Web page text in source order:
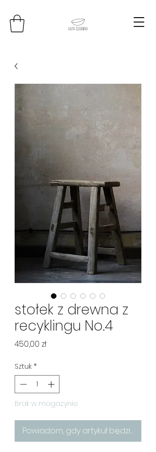
stołek z drewna z
recyklingu No.4
450,00 złCena
Sztuk *
Brak w magazynie
Powiadom, gdy artykuł będzie